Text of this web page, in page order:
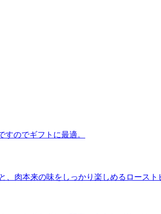
のでギフトに最適。
肉本来の味をしっかり楽しめるロースト